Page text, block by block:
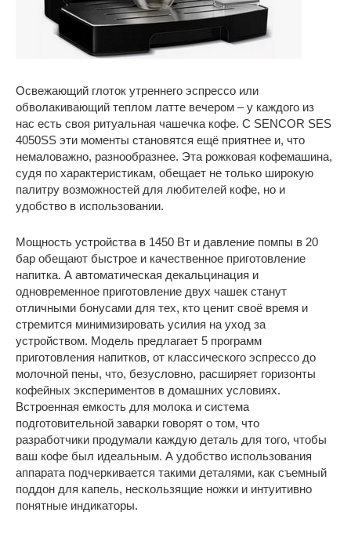
Освежающий глоток утреннего эспрессо или
обволакивающий теплом латте вечером – у каждого из
нас есть своя ритуальная чашечка кофе. С SENCOR SES
4050SS эти моменты становятся ещё приятнее и, что
немаловажно, разнообразнее. Эта рожковая кофемашина,
судя по характеристикам, обещает не только широкую
палитру возможностей для любителей кофе, но и
удобство в использовании.
Мощность устройства в 1450 Вт и давление помпы в 20
бар обещают быстрое и качественное приготовление
напитка. А автоматическая декальцинация и
одновременное приготовление двух чашек станут
отличными бонусами для тех, кто ценит своё время и
стремится минимизировать усилия на уход за
устройством. Модель предлагает 5 программ
приготовления напитков, от классического эспрессо до
молочной пены, что, безусловно, расширяет горизонты
кофейных экспериментов в домашних условиях.
Встроенная емкость для молока и система
подготовительной заварки говорят о том, что
разработчики продумали каждую деталь для того, чтобы
ваш кофе был идеальным. А удобство использования
аппарата подчеркивается такими деталями, как съемный
поддон для капель, нескользящие ножки и интуитивно
понятные индикаторы.